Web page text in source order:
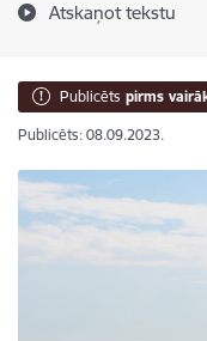
Atskaņot tekstu
Publicēts pirms
Publicēts: 08.09.2023.